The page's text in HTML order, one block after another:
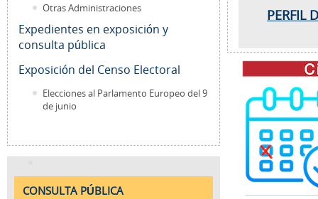
Otras Administraciones
Expedientes en exposición y
consulta pública
Exposición del Censo Electoral
Elecciones al Parlamento Europeo del 9
de junio
CONSULTA PÚBLICA
PERFIL